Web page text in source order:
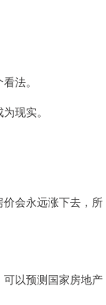
法。
现实。
会永远涨下去，所
以预测国家房地产